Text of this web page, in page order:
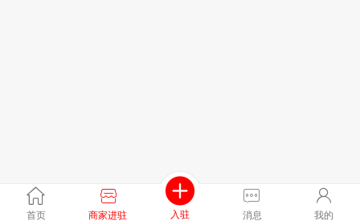
首页 商家进驻 入驻 消息 我的